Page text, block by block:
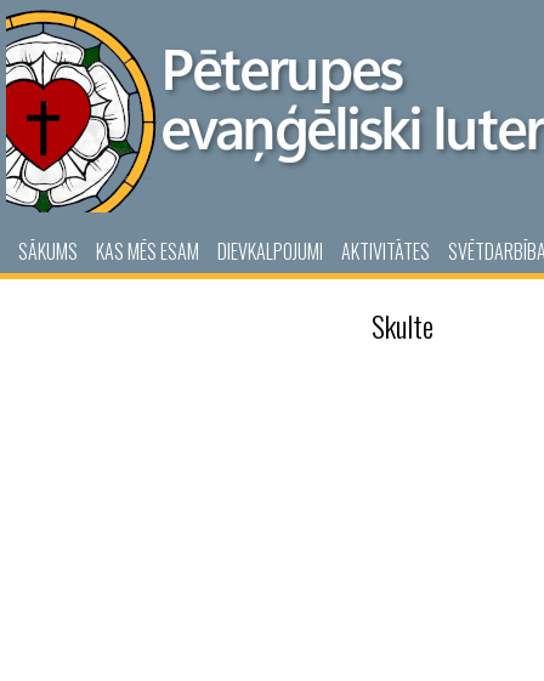
SĀKUMS KAS MĒS ESAM DIEVKALPOJUMI AKTIVITĀTES
Skulte